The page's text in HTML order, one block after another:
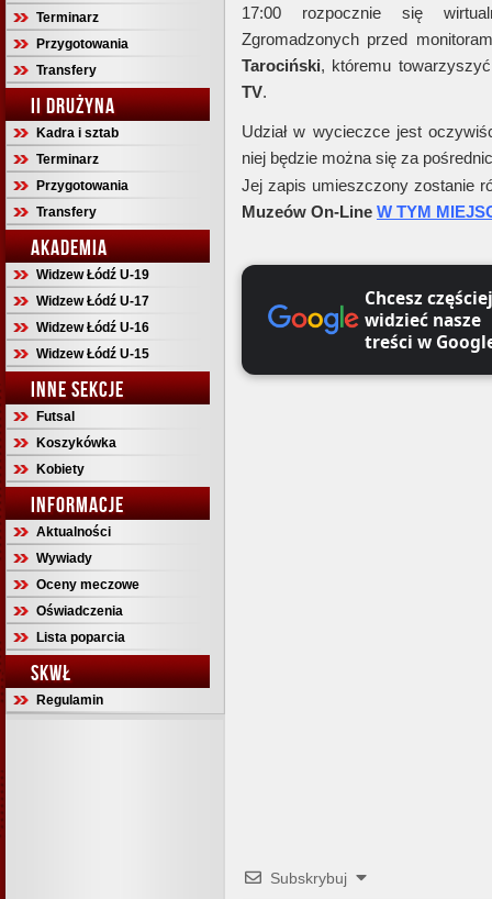
Terminarz
Przygotowania
Transfery
II DRUŻYNA
Kadra i sztab
Terminarz
Przygotowania
Transfery
AKADEMIA
Widzew Łódź U-19
Widzew Łódź U-17
Widzew Łódź U-16
Widzew Łódź U-15
INNE SEKCJE
Futsal
Koszykówka
Kobiety
INFORMACJE
Aktualności
Wywiady
Oceny meczowe
Oświadczenia
Lista poparcia
SKWŁ
Regulamin
17:00 rozpocznie się
Zgromadzonych przed
Tarociński, któremu
TV.
Udział w wycieczce jest
niej będzie można się za
Jej zapis umieszczony zostanie
Muzeów On-Line W TYM
Chcesz częściej
widzieć nasze
treści w
Subskrybuj